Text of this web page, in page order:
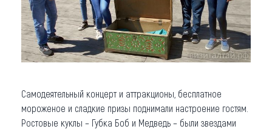
Самодеятельный концерт и аттракционы, бесплатное
мороженое и сладкие призы поднимали настроение гостям.
Ростовые куклы – Губка Боб и Медведь – были звездами